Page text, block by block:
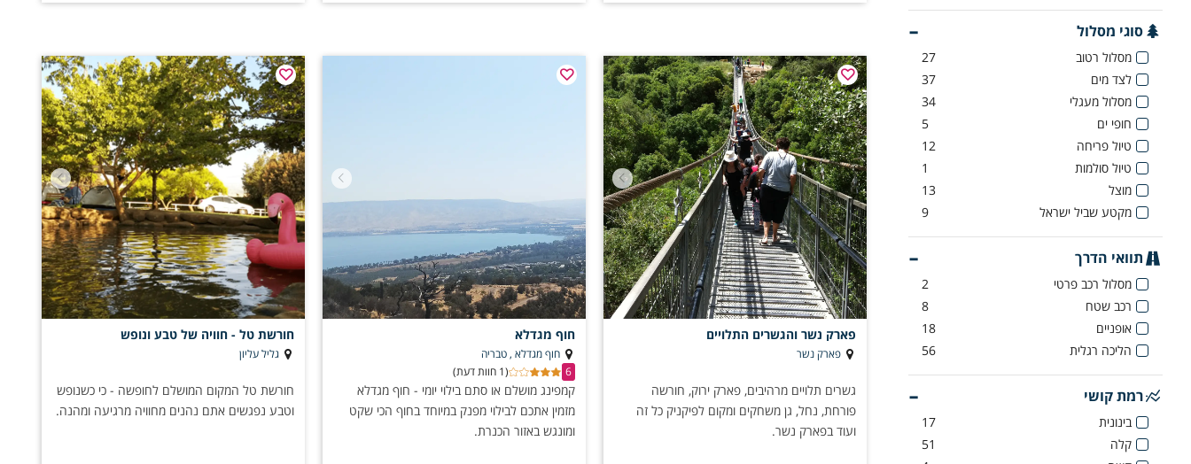
פארק נשר והגשרים התלויים
פארק נשר
גשרים תלויים מרהיבים, פארק ירוק, חורשה
פורחת, נחל, גן משחקים ומקום לפיקניק כל זה
ועוד בפארק נשר.
חוף מגדלא
חוף מגדלא , טבריה
6
(1 חוות דעת)
קמפינג מושלם או סתם בילוי יומי - חוף מגדלא
מזמין אתכם לבילוי מפנק במיוחד בחוף הכי שקט
ומונגש באזור הכנרת.
חורשת טל - חוויה של טבע ונופש
גליל עליון
חורשת טל המקום המושלם לחופשה - כי כשנופש
וטבע נפגשים אתם נהנים מחוויה מרגיעה ומהנה.
סוגי מסלול
מסלול רטוב
27
לצד מים
37
מסלול מעגלי
34
חופי ים
5
טיול פריחה
12
טיול סולמות
1
מוצל
13
מקטע שביל ישראל
9
תוואי הדרך
מסלול רכב פרטי
2
רכב שטח
8
אופניים
18
הליכה רגלית
56
רמת קושי
בינונית
17
קלה
51